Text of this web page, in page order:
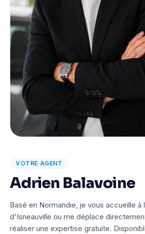
VOTRE AGENT
Adrien Balavoine
Basé en Normandie, je vous accueille à
d'Isneauville ou me déplace
réaliser une expertise gratuite.